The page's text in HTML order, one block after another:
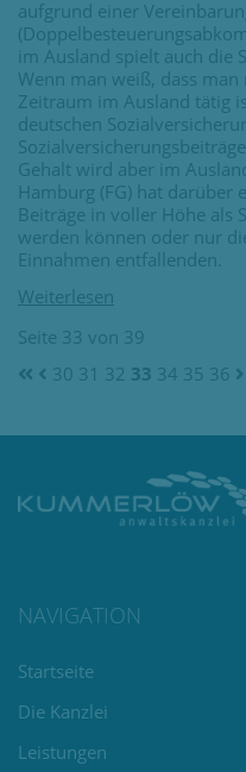
aufgrund einer
im Ausland spielt auch die
Wenn man weiß, dass
Zeitraum im Ausland tätig
deutschen
Gehalt wird aber im
Hamburg (FG) hat darüber
Beiträge in voller Höhe als
werden können oder nur
Einnahmen entfallenden.
Seite 33 von 39
30 31 32 33 34 35 36
NAVIGATION
Navigation
Startseite
Die Kanzlei
Leistungen